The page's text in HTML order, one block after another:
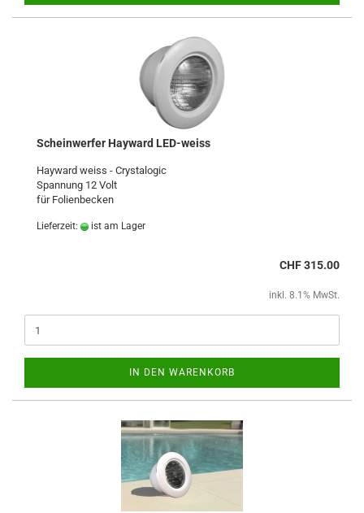
Scheinwerfer Hayward LED-weiss
Hayward weiss - Crystalogic
Spannung 12 Volt
für Folienbecken
Lieferzeit: ist am Lager
CHF 315.00
inkl. 8.1% MwSt.
IN DEN WARENKORB